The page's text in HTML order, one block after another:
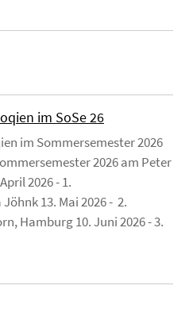
im SoSe 26
im Sommersemester 2026
2026 am Peter
2026 - 1.
13. Mai 2026 - 2.
Hamburg 10. Juni 2026 - 3.